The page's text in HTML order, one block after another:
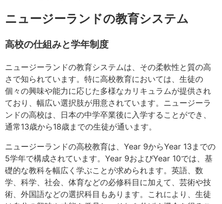
ニュージーランドの教育システム
高校の仕組みと学年制度
ニュージーランドの教育システムは、その柔軟性と質の高
さで知られています。特に高校教育においては、生徒の
個々の興味や能力に応じた多様なカリキュラムが提供され
ており、幅広い選択肢が用意されています。ニュージーラ
ンドの高校は、日本の中学卒業後に入学することができ、
通常13歳から18歳までの生徒が通います。
ニュージーランドの高校教育は、Year 9からYear 13までの
5学年で構成されています。Year 9およびYear 10では、基
礎的な教科を幅広く学ぶことが求められます。英語、数
学、科学、社会、体育などの必修科目に加えて、芸術や技
術、外国語などの選択科目もあります。これにより、生徒